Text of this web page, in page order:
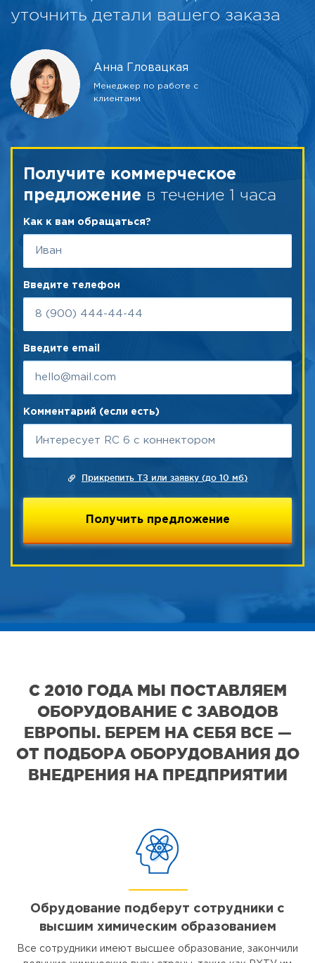
уточнить детали вашего заказа
Анна Гловацкая
Менеджер по работе с
клиентами
Получите коммерческое
предложение в течение 1 часа
Как к вам обращаться?
Введите телефон
Введите email
Комментарий (если есть)
Прикрепить ТЗ или заявку (до 10 мб)
С 2010 ГОДА МЫ ПОСТАВЛЯЕМ
ОБОРУДОВАНИЕ С ЗАВОДОВ
ЕВРОПЫ. БЕРЕМ НА СЕБЯ ВСЕ —
ОТ ПОДБОРА ОБОРУДОВАНИЯ ДО
ВНЕДРЕНИЯ НА ПРЕДПРИЯТИИ
Обрудование подберут сотрудники с
высшим химическим образованием
Все сотрудники имеют высшее образование, закончили